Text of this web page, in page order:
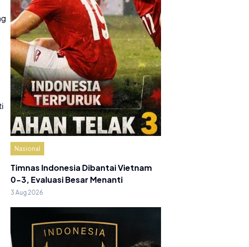
Nasional
Timnas Indonesia Dibantai Vietnam
0-3, Evaluasi Besar Menanti
3 Aug 2026